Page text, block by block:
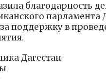
благодарность
парламента
поддержку в
Дагестан